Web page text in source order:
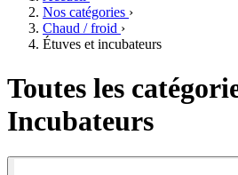
Nos catégories ›
Chaud / froid ›
Étuves et incubateurs
Toutes les
Incubateurs